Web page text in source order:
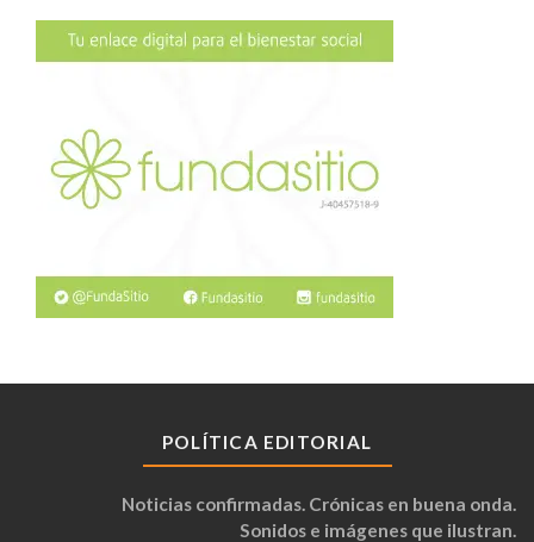
POLÍTICA EDITORIAL
Noticias confirmadas. Crónicas en buena onda.
Sonidos e imágenes que ilustran.